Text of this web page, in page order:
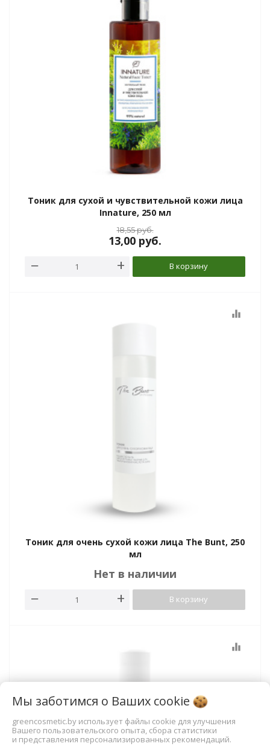
Тоник для сухой и чувствительной кожи лица
Innature, 250 мл
18,55руб.
13,00 руб.
В корзину
equalizer
Тоник для очень сухой кожи лица The Bunt, 250
мл
Нет в наличии
В корзину
equalizer
Мы заботимся о Ваших cookie
greencosmetic.by использует файлы cookie для улучшения
Вашего пользовательского опыта, сбора статистики
и представления персонализированных рекомендаций.